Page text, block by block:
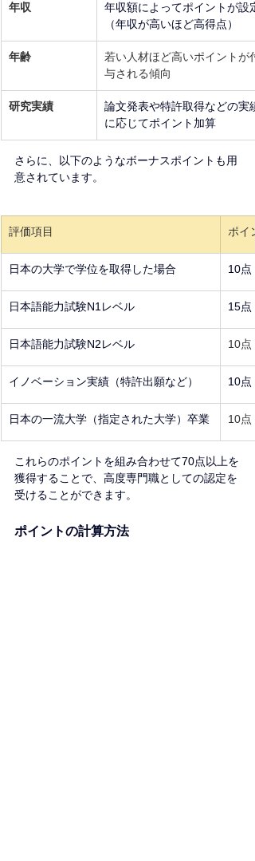
年収
年収額によってポイントが設定
（年収が高いほど高得点）
年齢
若い人材ほど高いポイントが付
与される傾向
研究実績
論文発表や特許取得などの実績
に応じてポイント加算
さらに、以下のようなボーナスポイントも用
意されています。
評価項目 ポイ
日本の大学で学位を取得した場合 10点
日本語能力試験N1レベル 15点
日本語能力試験N2レベル 10点
イノベーション実績（特許出願など） 10点
日本の一流大学（指定された大学）卒業 10点
これらのポイントを組み合わせて70点以上を
獲得することで、高度専門職としての認定を
受けることができます。
ポイントの計算方法